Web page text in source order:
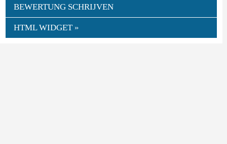
BEWERTUNG SCHRIJVEN
HTML WIDGET »